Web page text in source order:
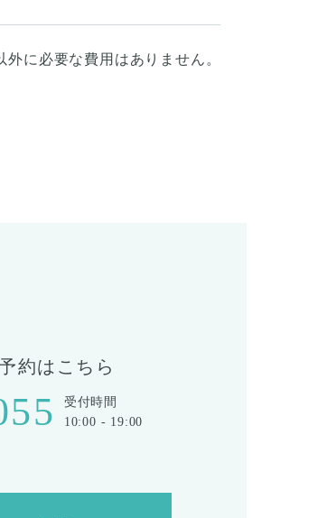
外に必要な費用はありません。
約はこちら
受付時間
10:00 - 19:00